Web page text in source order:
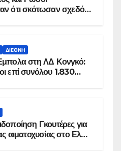
ότι σκότωσαν σχεδόν
ΔΙΕΘΝΉ
στη ΛΔ Κονγκό:
επί συνόλου 1.830
Γκουτέρες για
αιματοχυσίας στο Ελ